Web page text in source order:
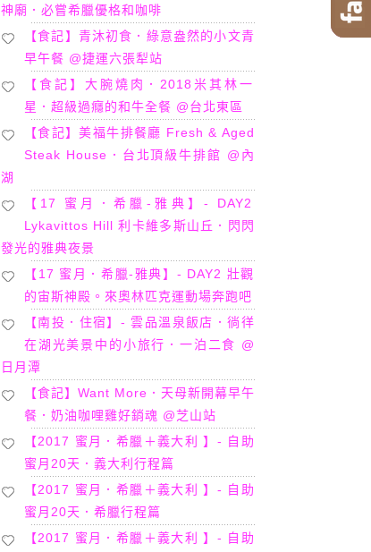
神廟．必嘗希臘優格和咖啡
【食記】青沐初食．綠意盎然的小文青
早午餐 @捷運六張犁站
【食記】大腕燒肉．2018米其林一
星．超級過癮的和牛全餐 @台北東區
【食記】美福牛排餐廳 Fresh & Aged
Steak House．台北頂級牛排館 @內
湖
【17 蜜月．希臘-雅典】- DAY2
Lykavittos Hill 利卡維多斯山丘．閃閃
發光的雅典夜景
【17 蜜月．希臘-雅典】- DAY2 壯觀
的宙斯神殿。來奧林匹克運動場奔跑吧
【南投．住宿】- 雲品溫泉飯店．徜徉
在湖光美景中的小旅行．一泊二食 @
日月潭
【食記】Want More．天母新開幕早午
餐．奶油咖哩雞好銷魂 @芝山站
【2017 蜜月．希臘＋義大利 】- 自助
蜜月20天．義大利行程篇
【2017 蜜月．希臘＋義大利 】- 自助
蜜月20天．希臘行程篇
【2017 蜜月．希臘＋義大利 】- 自助